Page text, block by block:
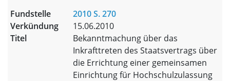
2010 S. 270
15.06.2010
Bekanntmachung über das
Inkrafttreten des Staatsvertrags über
die Errichtung einer gemeinsamen
Einrichtung für Hochschulzulassung